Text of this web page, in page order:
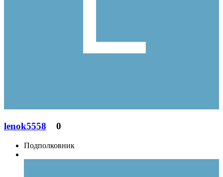
lenok5558 0
Подполковник